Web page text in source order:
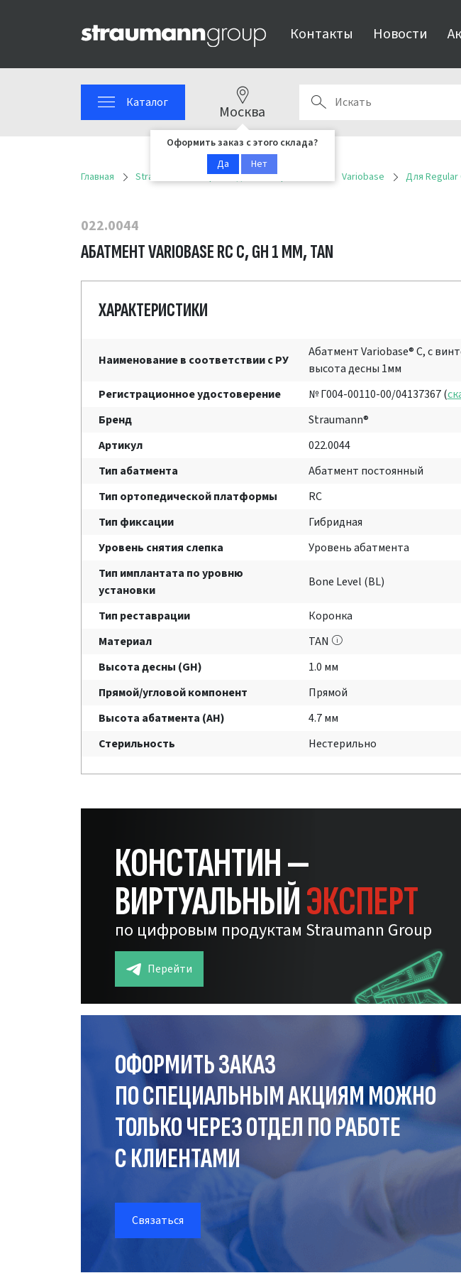
Контакты Новости
Каталог Москва
Оформить заказ с этого склада?
Да
Нет
Главная Straumann Ортопедические решения Variobase Для Regular
022.0044
АБАТМЕНТ VARIOBASE RC C, GH 1 ММ, TAN
ХАРАКТЕРИСТИКИ
Наименование в соответствии с РУ
Абатмент Variobase® C, с
высота десны 1мм
Регистрационное удостоверение
№ Г004-00110-00/04137367 (
Бренд
Straumann®
Артикул
022.0044
Тип абатмента
Абатмент постоянный
Тип ортопедической платформы
RC
Тип фиксации
Гибридная
Уровень снятия слепка
Уровень абатмента
Тип имплантата по уровню
установки
Bone Level (BL)
Тип реставрации
Коронка
Материал
TAN
Высота десны (GH)
1.0 мм
Прямой/угловой компонент
Прямой
Высота абатмента (AH)
4.7 мм
Стерильность
Нестерильно
КОНСТАНТИН —
ВИРТУАЛЬНЫЙЭКСПЕРТ
по цифровым продуктам Straumann Group
Перейти
ОФОРМИТЬ ЗАКАЗ
ПО СПЕЦИАЛЬНЫМ АКЦИЯМ МОЖНО
ТОЛЬКО ЧЕРЕЗ ОТДЕЛПО РАБОТЕ
С КЛИЕНТАМИ
Связаться